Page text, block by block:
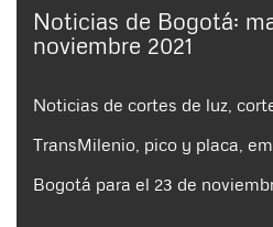
Noticias de Bogotá:
noviembre 2021
Noticias de cortes de luz,
TransMilenio, pico y placa,
Bogotá para el 23 de